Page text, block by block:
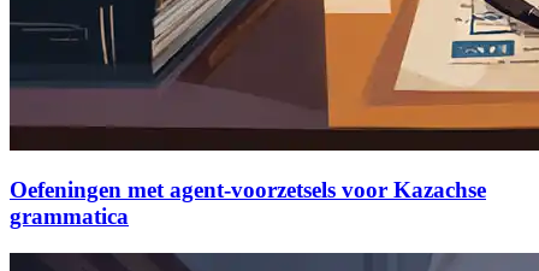
Oefeningen met agent-voorzetsels voor Kazachse
grammatica